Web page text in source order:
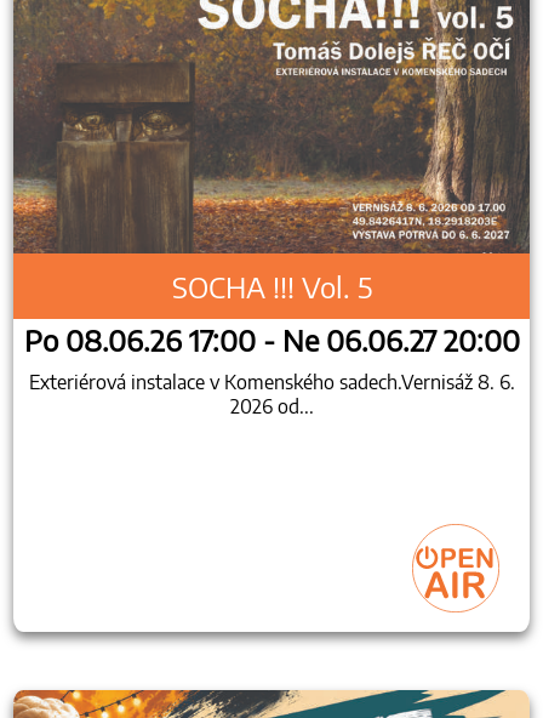
SOCHA !!! Vol. 5
Po 08.06.26 17:00 - Ne 06.06.27 20:00
Exteriérová instalace v Komenského sadech.Vernisáž 8. 6.
2026 od...